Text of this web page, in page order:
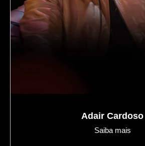
Adair Cardoso
Saiba mais